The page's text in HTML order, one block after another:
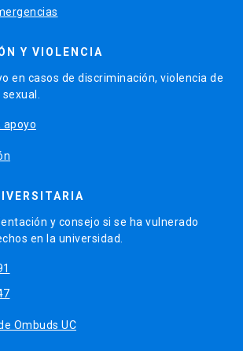
Y VIOLENCIA
en casos de discriminación, violencia de
apoyo
y consejo si se ha vulnerado
en la universidad.
Ombuds UC